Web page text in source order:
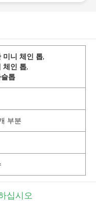
미니 체인 톱,
체인 톱,
톱
부분
십시오